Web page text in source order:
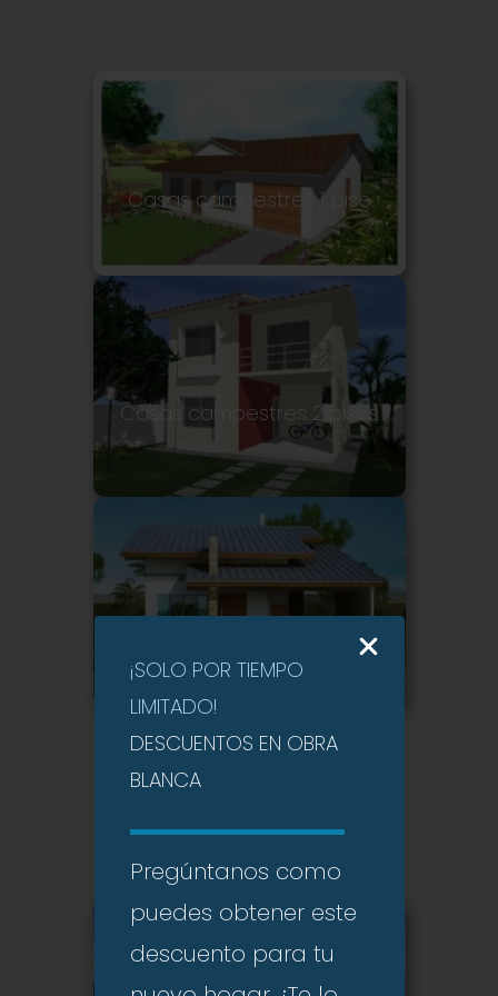
¡SOLO POR TIEMPO
LIMITADO!
DESCUENTOS EN OBRA
BLANCA
Pregúntanos como
puedes obtener este
descuento para tu
Casas campestres 1 piso
Casas campestres 2 pisos
Casas modernas 2 pisos